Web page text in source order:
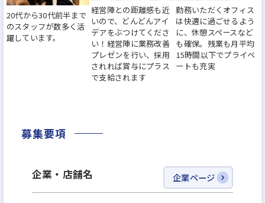
20代から30代前半まで
のスタッフが数多く活
躍しています。
経営陣との距離感も近
いので、どんどんアイ
デアをぶつけてくださ
い！経営陣に業務改善
プレゼンを行い、採用
されれば賞与にプラス
で支給されます
勤務いただくオフィス
は快適に過ごせるよう
に、休憩スペースなど
も確保。残業も月平均
15時間以下でプライベ
ートも充実
募集要項
企業・店舗名 企業ページ